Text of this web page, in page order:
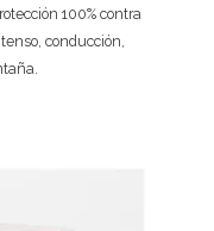
100% contra
conducción,